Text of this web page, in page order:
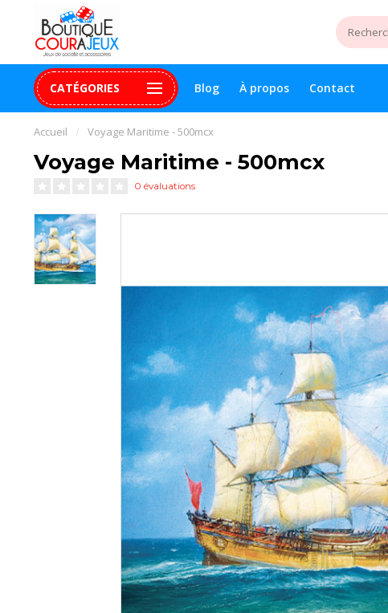
CATÉGORIES Blog À propos Contact
99$+ Paiement 100% sécurisé Assistance digitale
Accueil / Voyage Maritime - 500mcx
Voyage Maritime - 500mcx
0 évaluations